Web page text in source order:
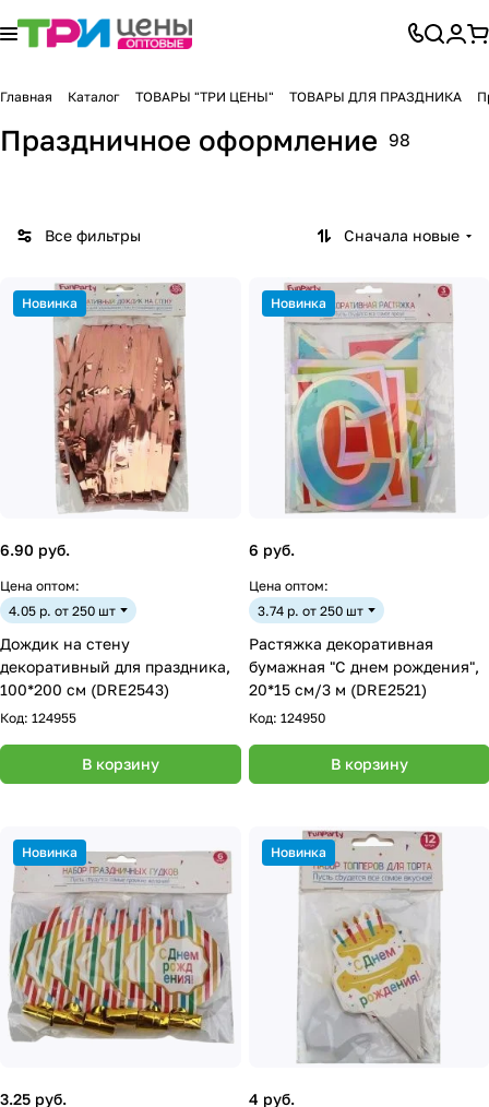
Главная Каталог ТОВАРЫ "ТРИ ЦЕНЫ" ТОВАРЫ ДЛЯ ПРАЗДНИКА
Праздничное оформление 98
Все фильтры Сначала новые
Новинка
6.90 руб.
Цена оптом:
4.05 р. от 250 шт
Дождик на стену
декоративный для праздника,
100*200 см (DRE2543)
Код: 124955
В корзину
Новинка
6 руб.
Цена оптом:
3.74 р. от 250 шт
Растяжка декоративная
бумажная "С днем рождения",
20*15 см/3 м (DRE2521)
Код: 124950
В корзину
Новинка
3.25 руб.
Новинка
4 руб.